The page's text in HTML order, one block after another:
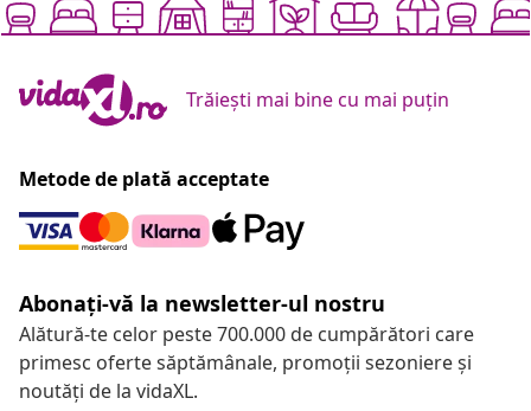
Trăiești mai bine cu mai puțin
Metode de plată acceptate
Abonați-vă la newsletter-ul nostru
Alătură-te celor peste 700.000 de cumpărători care
primesc oferte săptămânale, promoții sezoniere și
noutăți de la vidaXL.